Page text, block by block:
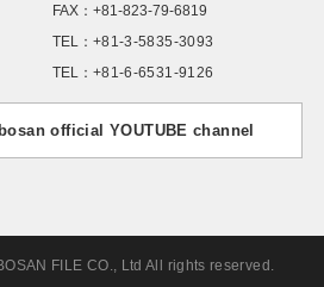
FAX：+81-823-79-6819
TEL： +81-3-5835-3093
TEL： +81-6-6531-9126
official YOUTUBE channel
FILE CO., Ltd All rights reserved.